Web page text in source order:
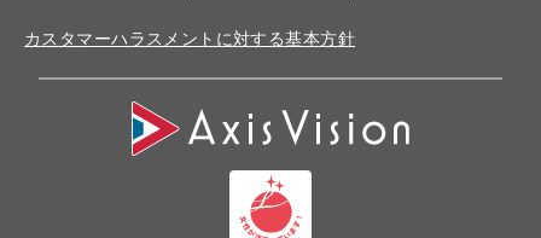
2020年
2019年
カスタマーハラスメントに対する基本方針